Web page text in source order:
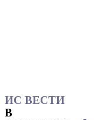
ИС ВЕСТИ
В